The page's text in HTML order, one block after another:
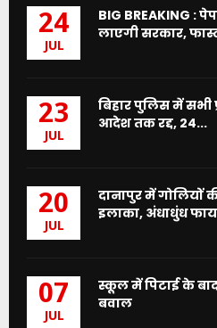
24
JUL
BIG BREAKING :
लाएगी सरकार,
23
JUL
बिहार पुलिस में सभी
आदेश तक रद्द, 24...
20
JUL
दानापुर में गोलियों
इलाका, अंधाधुंध
07
JUL
स्कूल में पिटाई के
बवाल